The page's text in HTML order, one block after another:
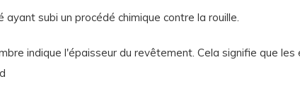
subi un procédé chimique contre la rouille.
indique l'épaisseur du revêtement. Cela signifie que